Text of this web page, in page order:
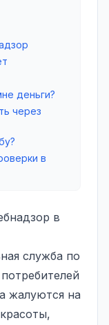
деньги?
через
в
в
служба по
жалуются на